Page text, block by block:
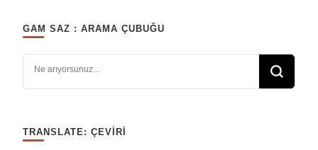
GAM SAZ : ARAMA ÇUBUĞU
TRANSLATE: ÇEVIRI